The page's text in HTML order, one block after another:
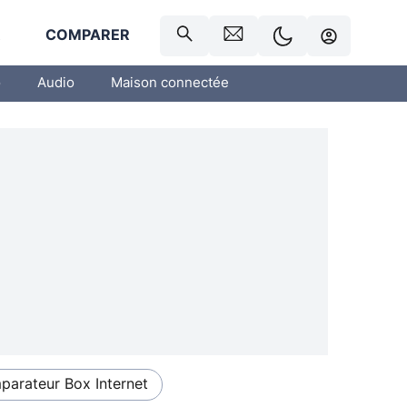
COMPARER
Audio Maison connectée
Box Internet